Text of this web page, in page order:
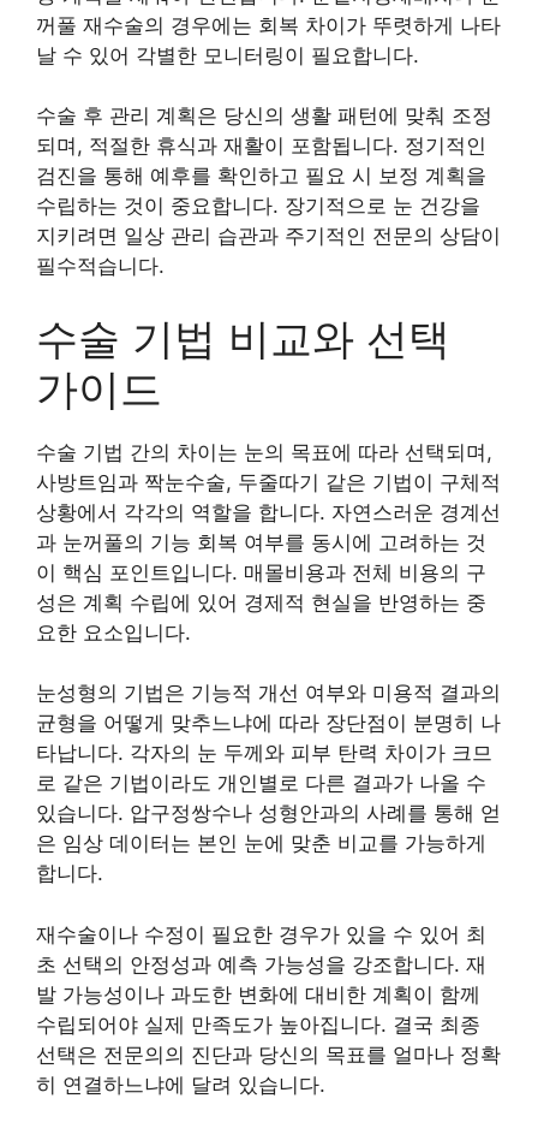
꺼풀 재수술의 경우에는 회복 차이가 뚜렷하게 나타
날 수 있어 각별한 모니터링이 필요합니다.
수술 후 관리 계획은 당신의 생활 패턴에 맞춰 조정
되며, 적절한 휴식과 재활이 포함됩니다. 정기적인
검진을 통해 예후를 확인하고 필요 시 보정 계획을
수립하는 것이 중요합니다. 장기적으로 눈 건강을
지키려면 일상 관리 습관과 주기적인 전문의 상담이
필수적습니다.
수술 기법 비교와 선택
가이드
수술 기법 간의 차이는 눈의 목표에 따라 선택되며,
사방트임과 짝눈수술, 두줄따기 같은 기법이 구체적
상황에서 각각의 역할을 합니다. 자연스러운 경계선
과 눈꺼풀의 기능 회복 여부를 동시에 고려하는 것
이 핵심 포인트입니다. 매몰비용과 전체 비용의 구
성은 계획 수립에 있어 경제적 현실을 반영하는 중
요한 요소입니다.
눈성형의 기법은 기능적 개선 여부와 미용적 결과의
균형을 어떻게 맞추느냐에 따라 장단점이 분명히 나
타납니다. 각자의 눈 두께와 피부 탄력 차이가 크므
로 같은 기법이라도 개인별로 다른 결과가 나올 수
있습니다. 압구정쌍수나 성형안과의 사례를 통해 얻
은 임상 데이터는 본인 눈에 맞춘 비교를 가능하게
합니다.
재수술이나 수정이 필요한 경우가 있을 수 있어 최
초 선택의 안정성과 예측 가능성을 강조합니다. 재
발 가능성이나 과도한 변화에 대비한 계획이 함께
수립되어야 실제 만족도가 높아집니다. 결국 최종
선택은 전문의의 진단과 당신의 목표를 얼마나 정확
히 연결하느냐에 달려 있습니다.